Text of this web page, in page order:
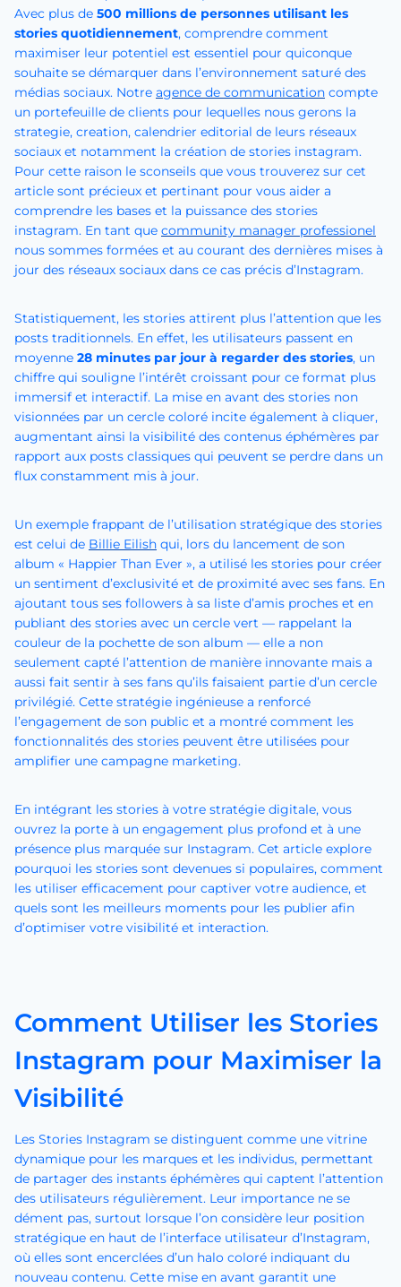
Avec plus de 500 millions de personnes utilisant les
stories quotidiennement, comprendre comment
maximiser leur potentiel est essentiel pour quiconque
souhaite se démarquer dans l’environnement saturé des
médias sociaux. Notre agence de communication compte
un portefeuille de clients pour lequelles nous gerons la
strategie, creation, calendrier editorial de leurs réseaux
sociaux et notamment la création de stories instagram.
Pour cette raison le sconseils que vous trouverez sur cet
article sont précieux et pertinant pour vous aider a
comprendre les bases et la puissance des stories
instagram. En tant que community manager professionel
nous sommes formées et au courant des dernières mises à
jour des réseaux sociaux dans ce cas précis d’Instagram.
Statistiquement, les stories attirent plus l’attention que les
posts traditionnels. En effet, les utilisateurs passent en
moyenne 28 minutes par jour à regarder des stories, un
chiffre qui souligne l’intérêt croissant pour ce format plus
immersif et interactif. La mise en avant des stories non
visionnées par un cercle coloré incite également à cliquer,
augmentant ainsi la visibilité des contenus éphémères par
rapport aux posts classiques qui peuvent se perdre dans un
flux constamment mis à jour.
Un exemple frappant de l’utilisation stratégique des stories
est celui de Billie Eilish qui, lors du lancement de son
album « Happier Than Ever », a utilisé les stories pour créer
un sentiment d’exclusivité et de proximité avec ses fans. En
ajoutant tous ses followers à sa liste d’amis proches et en
publiant des stories avec un cercle vert — rappelant la
couleur de la pochette de son album — elle a non
seulement capté l’attention de manière innovante mais a
aussi fait sentir à ses fans qu’ils faisaient partie d’un cercle
privilégié. Cette stratégie ingénieuse a renforcé
l’engagement de son public et a montré comment les
fonctionnalités des stories peuvent être utilisées pour
amplifier une campagne marketing.
En intégrant les stories à votre stratégie digitale, vous
ouvrez la porte à un engagement plus profond et à une
présence plus marquée sur Instagram. Cet article explore
pourquoi les stories sont devenues si populaires, comment
les utiliser efficacement pour captiver votre audience, et
quels sont les meilleurs moments pour les publier afin
d’optimiser votre visibilité et interaction.
Comment Utiliser les Stories
Instagram pour Maximiser la
Visibilité
Les Stories Instagram se distinguent comme une vitrine
dynamique pour les marques et les individus, permettant
de partager des instants éphémères qui captent l’attention
des utilisateurs régulièrement. Leur importance ne se
dément pas, surtout lorsque l’on considère leur position
stratégique en haut de l’interface utilisateur d’Instagram,
où elles sont encerclées d’un halo coloré indiquant du
nouveau contenu. Cette mise en avant garantit une